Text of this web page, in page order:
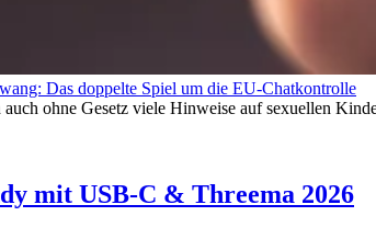
Das doppelte Spiel um die EU-Chatkontrolle
ohne Gesetz viele Hinweise auf sexuellen
mit USB-C & Threema 2026